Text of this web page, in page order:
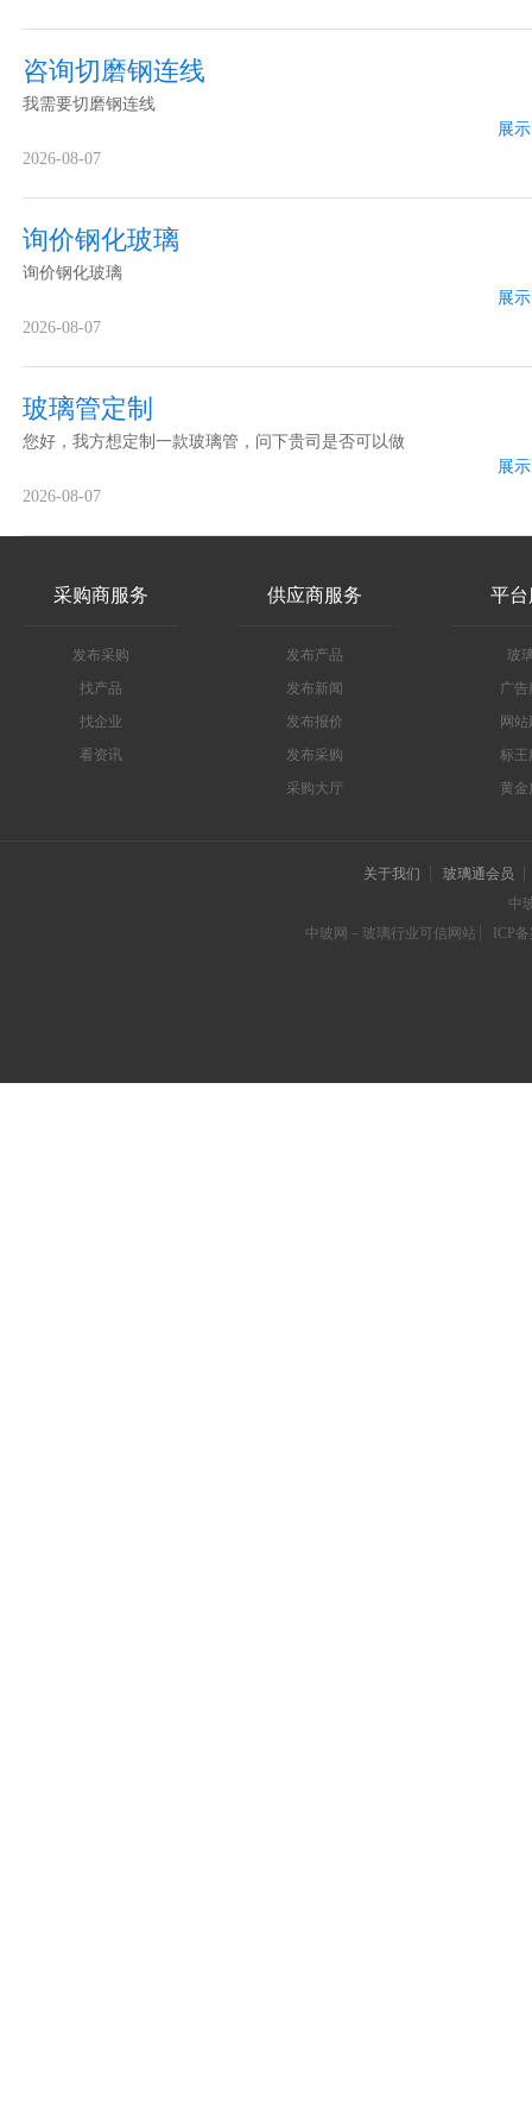
咨询切磨钢连线
我需要切磨钢连线
展
2026-08-07
询价钢化玻璃
询价钢化玻璃
展
2026-08-07
玻璃管定制
您好，我方想定制一款玻璃管，问下贵司是否可以做
展
2026-08-07
采购商服务
发布采购
找产品
找企业
看资讯
供应商服务
发布产品
发布新闻
发布报价
发布采购
采购大厅
平
玻
广告
网
标王
黄金
关于我们
玻璃通会员
中
中玻网－玻璃行业可信网站
ICP